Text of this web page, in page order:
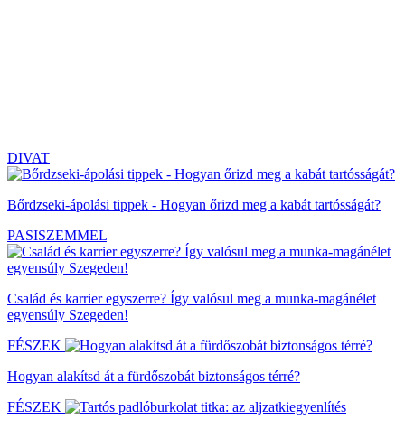
DIVAT
Bőrdzseki-ápolási tippek - Hogyan őrizd meg a kabát tartósságát?
PASISZEMMEL
Család és karrier egyszerre? Így valósul meg a munka-magánélet
egyensúly Szegeden!
FÉSZEK
Hogyan alakítsd át a fürdőszobát biztonságos térré?
FÉSZEK